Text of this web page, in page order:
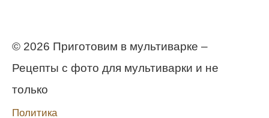
© 2026 Приготовим в мультиварке –
Рецепты с фото для мультиварки и не
только
Политика